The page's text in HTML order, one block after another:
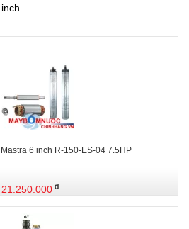
6 inch R-150-ES-04 7.5HP
21.250.000